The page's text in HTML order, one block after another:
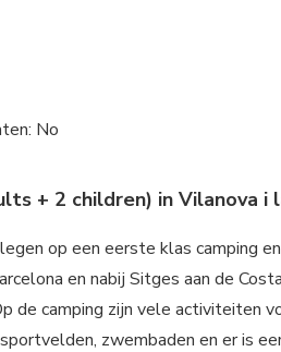
No
+ 2 children) in Vilanova i
op een eerste klas camping
en nabij Sitges aan de
de camping zijn vele activiteiten
zwembaden en er is